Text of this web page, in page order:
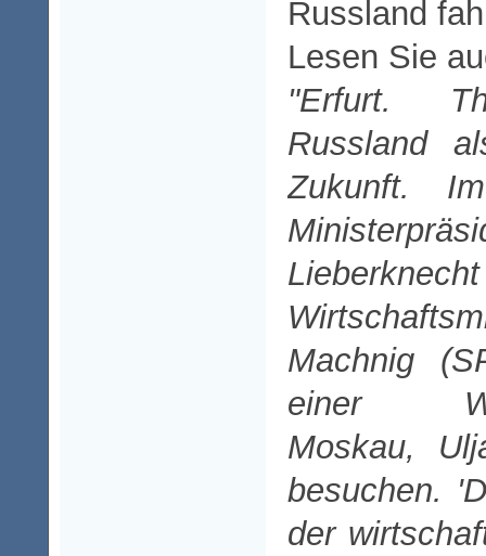
Russland
Lesen Sie
"Erfurt.
Russland
Zukunft.
Machnig
einer
Moskau,
besuchen.
der